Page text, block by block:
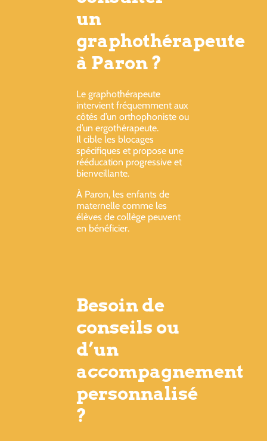
un
graphothérapeute
à Paron ?
Le graphothérapeute
intervient fréquemment aux
côtés d’un orthophoniste ou
d’un ergothérapeute.
Il cible les blocages
spécifiques et propose une
rééducation progressive et
bienveillante.
À Paron, les enfants de
maternelle comme les
élèves de collège peuvent
en bénéficier.
Besoin de
conseils ou
d’un
accompagnement
personnalisé
?